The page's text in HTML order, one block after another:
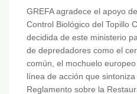
GREFA agradece el apoyo
Control Biológico del Topillo
decidida de este ministerio
de depredadores como el
común, el mochuelo
línea de acción que
Reglamento sobre la